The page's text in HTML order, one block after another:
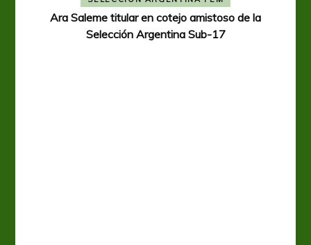
Ara Saleme titular en cotejo amistoso de la
Selección Argentina Sub-17